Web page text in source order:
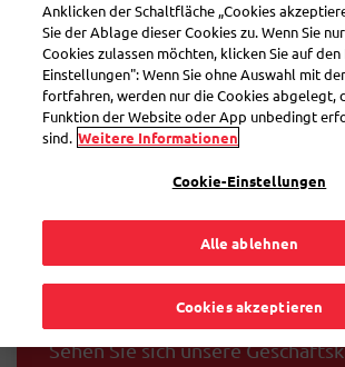
Tarife 2026
Treffen Sie Ihre Wahl und
unsere Tarife ab
Sehen Sie sich unsere
Anklicken der Schaltfläche „Cookies
Sie der Ablage dieser Cookies zu. Wenn Sie
Cookies zulassen möchten, klicken Sie auf den
Einstellungen": Wenn Sie ohne Auswahl mit
fortfahren, werden nur die Cookies abgelegt,
Funktion der Website oder App unbedingt
sind. Weitere Informationen
Cookie-Einstellungen
Alle ablehnen
Cookies akzeptieren